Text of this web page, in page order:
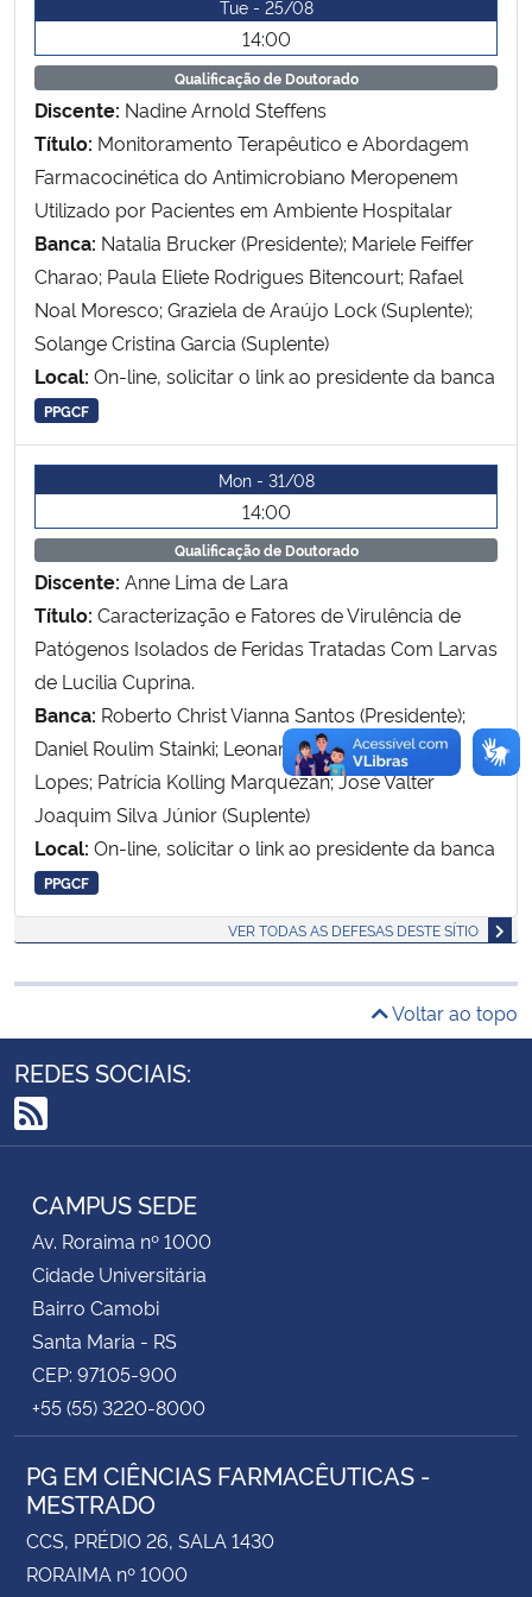
Ministério da Cidadania
Ministério da Saúde
Ministério de Minas e Energia
Ministério da Ciência, Tecnologia, Inovações e Comunicações
Ministério do Meio Ambiente
Ministério do Turismo
Ministério do Desenvolvimento Regional
Controladoria-Geral da União
Ministério da Mulher, da Família e dos Direitos Humanos
Secretaria-Geral
Secretaria de Governo
Gabinete de Segurança Institucional
Advocacia-Geral da União
Banco Central do Brasil
Planalto
Tue - 25/08
14:00
Qualificação de Doutorado
Discente: Nadine Arnold Steffens
Título: Monitoramento Terapêutico e Abordagem
Farmacocinética do Antimicrobiano Meropenem
Utilizado por Pacientes em Ambiente Hospitalar
Banca: Natalia Brucker (Presidente); Mariele Feiffer
Charao; Paula Eliete Rodrigues Bitencourt; Rafael
Noal Moresco; Graziela de Araújo Lock (Suplente);
Solange Cristina Garcia (Suplente)
Local: On-line, solicitar o link ao presidente da banca
PPGCF
Mon - 31/08
14:00
Qualificação de Doutorado
Discente: Anne Lima de Lara
Título: Caracterização e Fatores de Virulência de
Patógenos Isolados de Feridas Tratadas Com Larvas
de Lucilia Cuprina.
Banca: Roberto Christ Vianna Santos (Presidente);
Daniel Roulim Stainki; Leonardo Quintana Soares
Lopes; Patrícia Kolling Marquezan; José Valter
Joaquim Silva Júnior (Suplente)
Local: On-line, solicitar o link ao presidente da banca
PPGCF
VER TODAS AS DEFESAS DESTE SÍTIO
Voltar ao topo
REDES SOCIAIS:
RSS
CAMPUS SEDE
Av. Roraima nº 1000
Cidade Universitária
Bairro Camobi
Santa Maria - RS
CEP: 97105-900
+55 (55) 3220-8000
PG EM CIÊNCIAS FARMACÊUTICAS -
MESTRADO
CCS, PRÉDIO 26, SALA 1430
RORAIMA nº 1000